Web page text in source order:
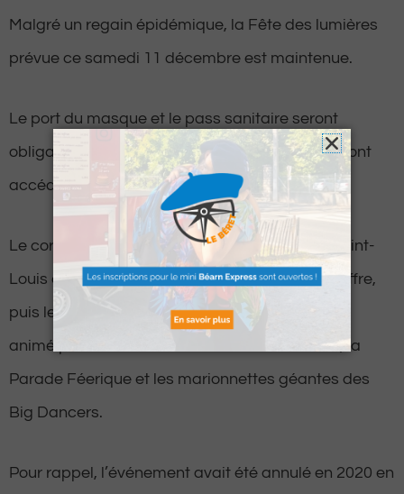
Malgré un regain épidémique, la Fête des lumières
prévue ce samedi 11 décembre est maintenue.
Le port du masque et le pass sanitaire seront
obligatoires pour les participants qui souhaiteront
accéder au boulevard des Pyrénées.
Le cortège s’élancera à 18h30 depuis la rue Saint-
Louis avant d’emprunter la rue du Maréchal Joffre,
puis les rues Gassion, Henri-IV et Adoue. Il sera
animé par les échassières des Divines Nanas, la
Parade Féerique et les marionnettes géantes des
Big Dancers.
Pour rappel, l’événement avait été annulé en 2020 en